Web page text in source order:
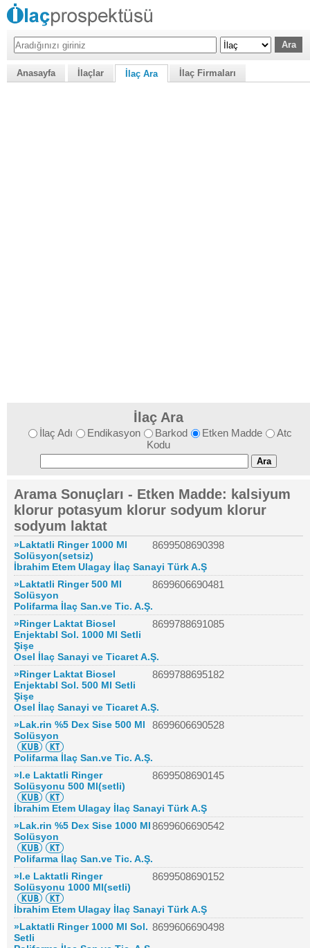
Anasayfa İlaçlar İlaç Ara İlaç Firmaları
İlaç Ara
İlaç Adı Endikasyon Barkod Etken Madde
Atc
Kodu
Arama Sonuçları - Etken Madde: kalsiyum
klorur potasyum klorur sodyum klorur
sodyum laktat
»Laktatli Ringer 1000 Ml
Solüsyon(setsiz)
8699508690398
İbrahim Etem Ulagay İlaç Sanayi Türk A.Ş
»Laktatli Ringer 500 Ml
Solüsyon
8699606690481
Polifarma İlaç San.ve Tic. A.Ş.
»Ringer Laktat Biosel
Enjektabl Sol. 1000 Ml Setli
Şişe
8699788691085
Osel İlaç Sanayi ve Ticaret A.Ş.
»Ringer Laktat Biosel
Enjektabl Sol. 500 Ml Setli
Şişe
8699788695182
Osel İlaç Sanayi ve Ticaret A.Ş.
»Lak.rin %5 Dex Sise 500 Ml
Solüsyon
8699606690528
Polifarma İlaç San.ve Tic. A.Ş.
»I.e Laktatli Ringer
Solüsyonu 500 Ml(setli)
8699508690145
İbrahim Etem Ulagay İlaç Sanayi Türk A.Ş
»Lak.rin %5 Dex Sise 1000 Ml
Solüsyon
8699606690542
Polifarma İlaç San.ve Tic. A.Ş.
»I.e Laktatli Ringer
Solüsyonu 1000 Ml(setli)
8699508690152
İbrahim Etem Ulagay İlaç Sanayi Türk A.Ş
»Laktatli Ringer 1000 Ml Sol.
Setli
8699606690498